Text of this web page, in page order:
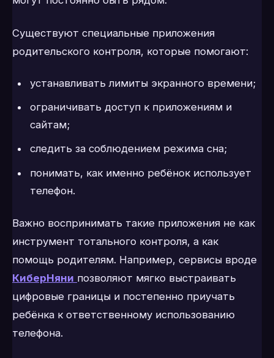
Существуют специальные приложения
родительского контроля, которые помогают:
устанавливать лимиты экранного времени;
ограничивать доступ к приложениям и
сайтам;
следить за соблюдением режима сна;
понимать, как именно ребёнок использует
телефон.
Важно воспринимать такие приложения не как
инструмент тотального контроля, а как
помощь родителям. Например, сервисы вроде
КиберНяни позволяют мягко выстраивать
цифровые границы и постепенно приучать
ребёнка к ответственному использованию
телефона.